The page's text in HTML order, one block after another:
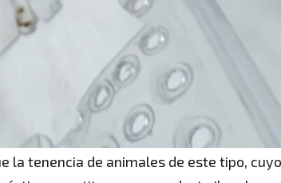
la tenencia de animales de este tipo, cuyo